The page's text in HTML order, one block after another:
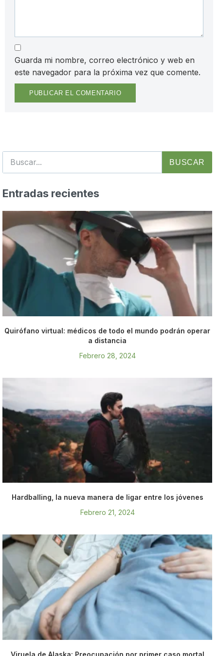
Guarda mi nombre, correo electrónico y web en
este navegador para la próxima vez que comente.
BUSCAR
Entradas recientes
Quirófano virtual: médicos de todo el mundo podrán operar
a distancia
Febrero 28, 2024
Hardballing, la nueva manera de ligar entre los jóvenes
Febrero 21, 2024
Viruela de Alaska: Preocupación por primer caso mortal